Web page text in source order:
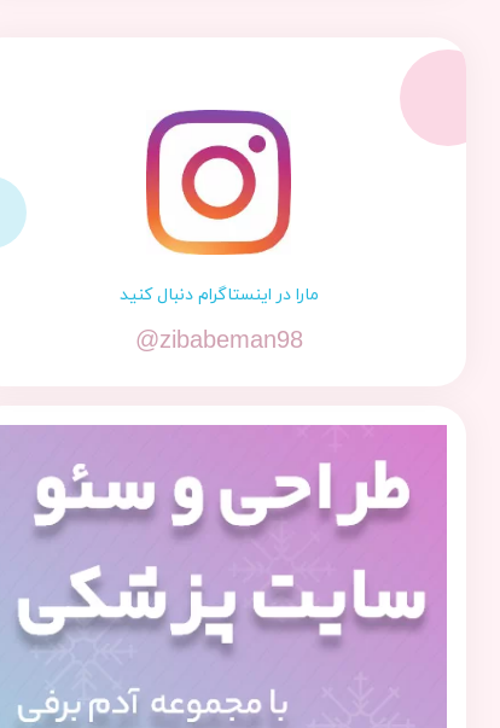
مارا در اینستاگرام دنبال کنید
@zibabeman98